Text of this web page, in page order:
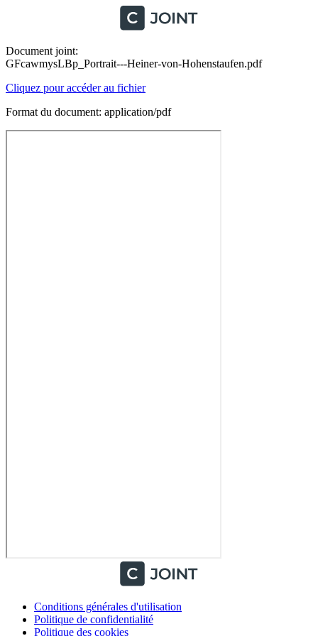
Document joint:
GFcawmysLBp_Portrait---Heiner-von-Hohenstaufen.pdf
Cliquez pour accéder au fichier
Format du document: application/pdf
Conditions générales d'utilisation
Politique de confidentialité
Politique des cookies